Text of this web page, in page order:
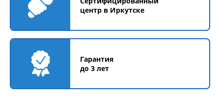
центр в Иркутске
Гарантия
до 3 лет